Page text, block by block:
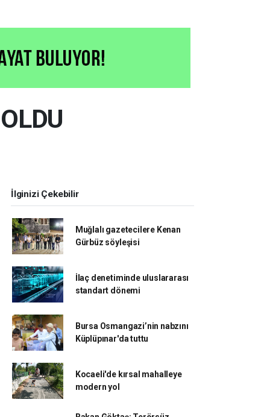
İlginizi Çekebilir
Muğlalı gazetecilere Kenan
Gürbüz söyleşisi
İlaç denetiminde uluslararası
standart dönemi
Bursa Osmangazi’nin nabzını
Küplüpınar'da tuttu
Kocaeli'de kırsal mahalleye
modern yol